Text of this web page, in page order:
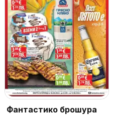
Фантастико брошура